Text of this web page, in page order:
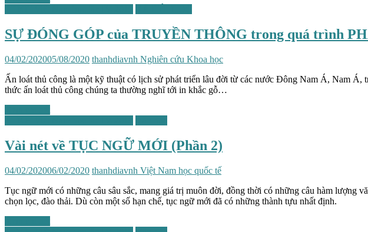
SỰ ĐÓNG GÓP của TRUYỀN THÔNG trong quá trình
04/02/202005/08/2020 thanhdiavnh Nghiên cứu Khoa học
Ấn loát thủ công là một kỹ thuật có lịch sử phát triển lâu đời từ các nước Đông Nam Á, Nam
thức ấn loát thủ công chúng ta thường nghĩ tới in khắc gỗ…
Vài nét về TỤC NGỮ MỚI (Phần 2)
04/02/202006/02/2020 thanhdiavnh Việt Nam học quốc tế
Tục ngữ mới có những câu sâu sắc, mang giá trị muôn đời, đồng thời có những câu hàm lượng
chọn lọc, đào thải. Dù còn một số hạn chế, tục ngữ mới đã có những thành tựu nhất định.